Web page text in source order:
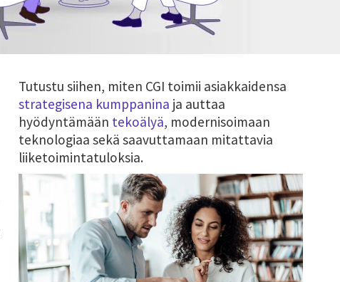
Tutustu siihen, miten CGI toimii asiakkaidensa
strategisena kumppanina ja auttaa
hyödyntämään tekoälyä, modernisoimaan
teknologiaa sekä saavuttamaan mitattavia
liiketoimintatuloksia.